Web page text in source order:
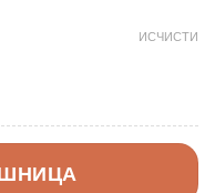
ИСЧИСТИ